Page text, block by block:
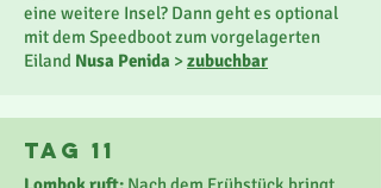
eine weitere Insel? Dann geht es optional
mit dem Speedboot zum vorgelagerten
Eiland Nusa Penida >zubuchbar
TaG 11